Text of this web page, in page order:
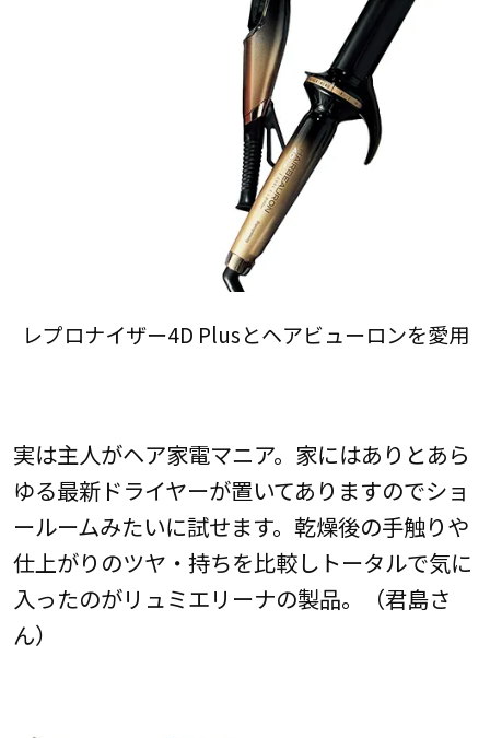
レプロナイザー4D Plusとヘアビューロンを愛用
実は主人がヘア家電マニア。家にはありとあら
ゆる最新ドライヤーが置いてありますのでショ
ールームみたいに試せます。乾燥後の手触りや
仕上がりのツヤ・持ちを比較しトータルで気に
入ったのがリュミエリーナの製品。（君島さ
ん）